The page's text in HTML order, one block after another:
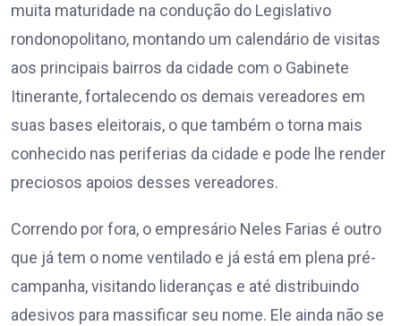
muita maturidade na condução do Legislativo
rondonopolitano, montando um calendário de visitas
aos principais bairros da cidade com o Gabinete
Itinerante, fortalecendo os demais vereadores em
suas bases eleitorais, o que também o torna mais
conhecido nas periferias da cidade e pode lhe render
preciosos apoios desses vereadores.
Correndo por fora, o empresário Neles Farias é outro
que já tem o nome ventilado e já está em plena pré-
campanha, visitando lideranças e até distribuindo
adesivos para massificar seu nome. Ele ainda não se